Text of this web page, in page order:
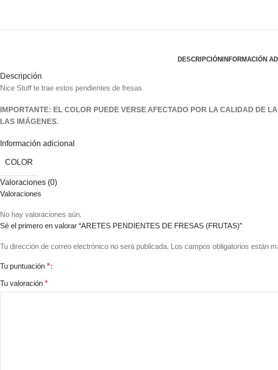
DESCRIPCIÓN INFORMACIÓN
Descripción
Nice Stuff te trae estos pendientes de fresas
IMPORTANTE: EL COLOR PUEDE VERSE AFECTADO POR LA CALIDAD DE
LAS IMÁGENES.
Información adicional
COLOR
Valoraciones (0)
Valoraciones
No hay valoraciones aún.
Sé el primero en valorar “ARETES PENDIENTES DE FRESAS (FRUTAS)”
Tu dirección de correo electrónico no será publicada. Los campos obligatorios están
Tu puntuación *
Tu valoración *